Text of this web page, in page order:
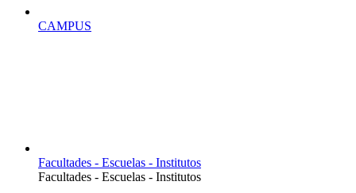
CAMPUS
Facultades - Escuelas - Institutos
Facultades - Escuelas - Institutos